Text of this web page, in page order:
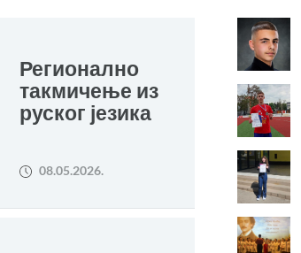
Регионално
такмичење из
руског језика
08.05.2026.